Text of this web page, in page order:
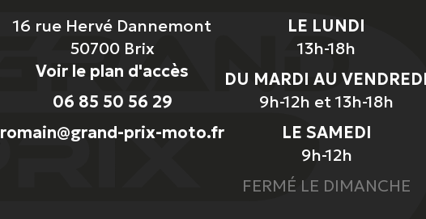
16 rue Hervé Dannemont
50700 Brix
Voir le plan d'accès
06 85 50 56 29
romain@grand-prix-moto.fr
LE LUNDI
13h-18h
DU MARDI AU
9h-12h et 13h-18h
LE SAMEDI
9h-12h
FERMÉ LE DIMANCHE